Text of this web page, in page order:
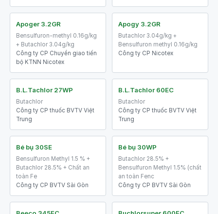
Apoger 3.2GR
Bensulfuron-methyl 0.16g/kg
+ Butachlor 3.04g/kg
Công ty CP Chuyển giao tiến
bộ KTNN Nicotex
Apogy 3.2GR
Butachlor 3.04g/kg +
Bensulfuron methyl 0.16g/kg
Công ty CP Nicotex
B.L.Tachlor 27WP
Butachlor
Công ty CP thuốc BVTV Việt
Trung
B.L.Tachlor 60EC
Butachlor
Công ty CP thuốc BVTV Việt
Trung
Bé bụ 30SE
Bensulfuron Methyl 1.5 % +
Butachlor 28.5% + Chất an
toàn Fe
Công ty CP BVTV Sài Gòn
Bé bụ 30WP
Butachlor 28.5% +
Bensulfuron Methyl 1.5% (chất
an toàn Fenc
Công ty CP BVTV Sài Gòn